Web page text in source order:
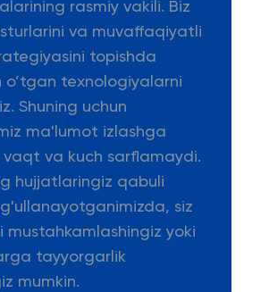
rasmiy vakili. Biz
va muvaffaqiyatli
topishda
o’tgan texnologiyalarni
Shuning uchun
ma'lumot izlashga
va kuch sarflamaydi.
hujjatlaringiz qabuli
siz
mustahkamlashingiz yoki
tayyorgarlik
mumkin.